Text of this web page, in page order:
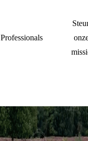
Professionals